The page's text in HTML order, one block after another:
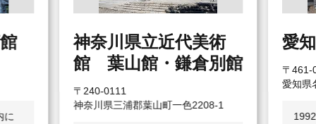
に
神奈川県立近代美術
館 葉山館・鎌倉別館
〒240-0111
神奈川県三浦郡葉山町一色2208-1
愛
〒461-
愛知県